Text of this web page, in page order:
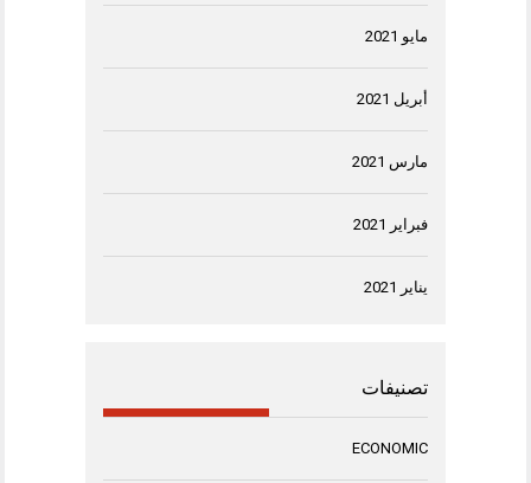
مايو 2021
أبريل 2021
مارس 2021
فبراير 2021
يناير 2021
تصنيفات
ECONOMIC